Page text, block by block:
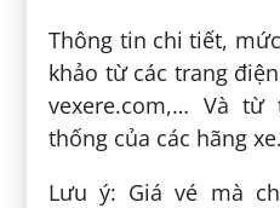
Thông tin chi tiết,
khảo từ các trang
vexere.com,… Và từ
thống của các hãng xe.
Lưu ý: Giá vé mà